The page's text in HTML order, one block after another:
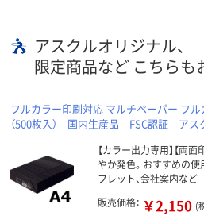
アスクルオリジナル、
限定商品など こちらも
フルカラー印刷対応 マルチペーパー フ
（500枚入） 国内生産品 FSC認証 アス
【カラー出力専用】【両
やか発色。おすすめの使
フレット、会社案内など
販売価格： ￥2,150 (